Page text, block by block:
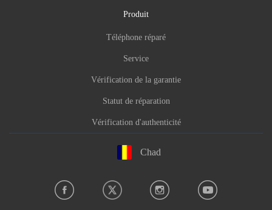
Produit
Téléphone réparé
Service
Vérification de la garantie
Statut de réparation
Vérification d'authenticité
Chad